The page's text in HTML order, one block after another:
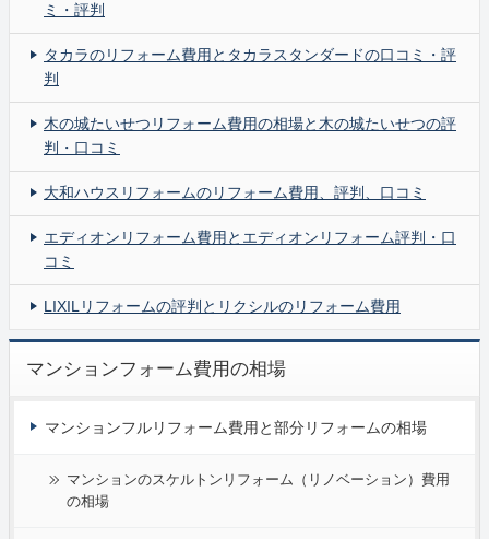
ミ・評判
タカラのリフォーム費用とタカラスタンダードの口コミ・評
判
木の城たいせつリフォーム費用の相場と木の城たいせつの評
判・口コミ
大和ハウスリフォームのリフォーム費用、評判、口コミ
エディオンリフォーム費用とエディオンリフォーム評判・口
コミ
LIXILリフォームの評判とリクシルのリフォーム費用
マンションフォーム費用の相場
マンションフルリフォーム費用と部分リフォームの相場
マンションのスケルトンリフォーム（リノベーション）費用
の相場